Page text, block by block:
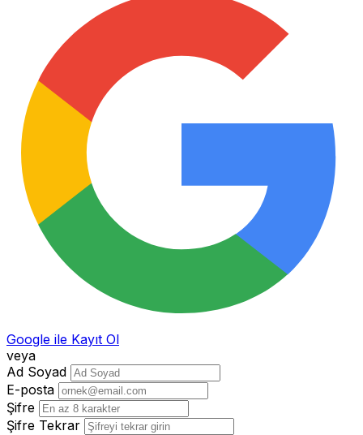
Google ile Kayıt Ol
veya
Ad Soyad
E-posta
Şifre
Şifre Tekrar